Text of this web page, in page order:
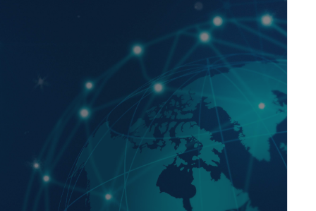
International
Taxes and
программа​ нацелена на подготовку
4.0 и цифровой экономики со знанием
языка и языков программирования R и
использования машинного
интеллекта, кластерного анализа,
нечетких сетей групповой обработки